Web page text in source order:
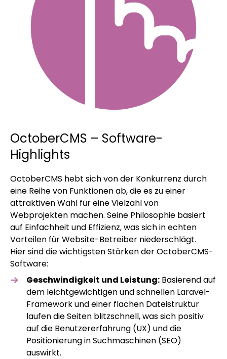
OctoberCMS – Software-
Highlights
OctoberCMS hebt sich von der Konkurrenz durch
eine Reihe von Funktionen ab, die es zu einer
attraktiven Wahl für eine Vielzahl von
Webprojekten machen. Seine Philosophie basiert
auf Einfachheit und Effizienz, was sich in echten
Vorteilen für Website-Betreiber niederschlägt.
Hier sind die wichtigsten Stärken der OctoberCMS-
Software:
Geschwindigkeit und Leistung: Basierend auf
dem leichtgewichtigen und schnellen Laravel-
Framework und einer flachen Dateistruktur
laufen die Seiten blitzschnell, was sich positiv
auf die Benutzererfahrung (UX) und die
Positionierung in Suchmaschinen (SEO)
auswirkt.